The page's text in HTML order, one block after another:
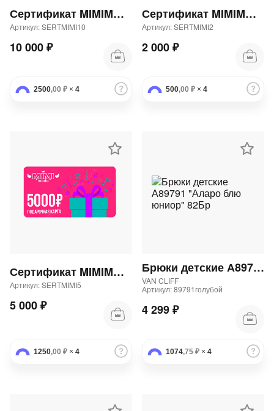
Сертификат MIMIMODA 10000 р.
Артикул: SERTMIMI10
10 000 ₽
2500,00 ₽ × 4
Сертификат MIMIMODA 2000 р.
Артикул: SERTMIMI2
2 000 ₽
500,00 ₽ × 4
Сертификат MIMIMODA 5000 р.
Артикул: SERTMIMI5
5 000 ₽
1250,00 ₽ × 4
Брюки детские А89791 "Аларо блю юниор" 82Бр
VAN CLIFF
Артикул: 89791голубой
4 299 ₽
1074,75 ₽ × 4